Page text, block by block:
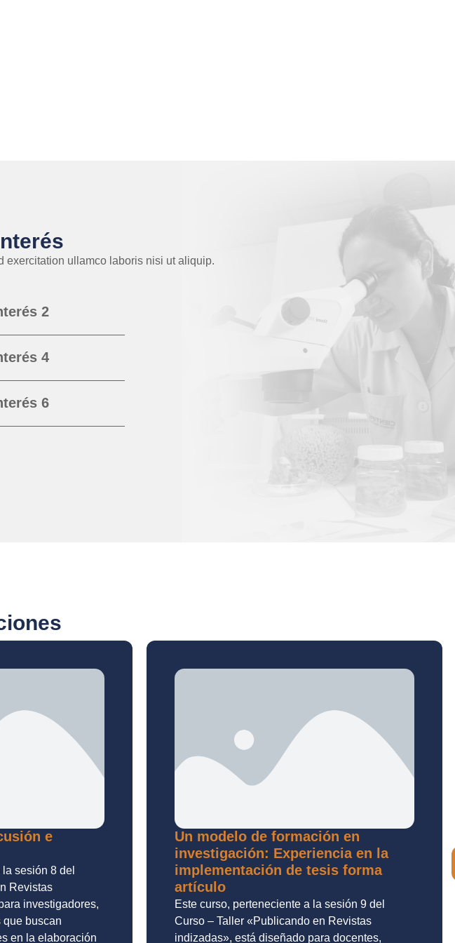
exercitation ullamco laboris nisi ut aliquip.
2
4
6
e
sesión 8 del
Revistas
investigadores,
que buscan
en la elaboración
Un modelo de formación en
investigación: Experiencia en la
implementación de tesis forma
artículo
Este curso, perteneciente a la sesión 9 del
Curso – Taller «Publicando en Revistas
indizadas», está diseñado para docentes,